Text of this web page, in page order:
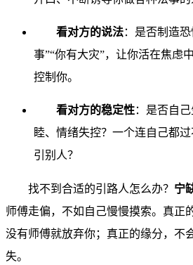
看对方的说法：是否制造
事”“你有大灾”，让你活在焦虑
控制你。
看对方的稳定性：是否自
睦、情绪失控？一个连自己都
引别人？
找不到合适的引路人怎么办？ 宁
师傅走偏，不如自己慢慢摸索。真正
没有师傅就放弃你；真正的缘分，不
失。